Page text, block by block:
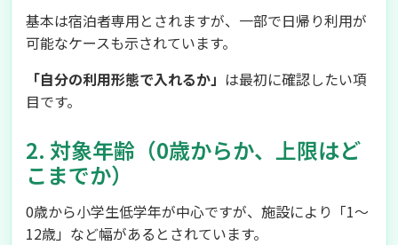
基本は宿泊者専用とされますが、一部で日帰り利用が
可能なケースも示されています。
「自分の利用形態で入れるか」 は最初に確認したい項
目です。
2. 対象年齢（0歳からか、上限はど
こまでか）
0歳から小学生低学年が中心ですが、施設により「1～
12歳」など幅があるとされています。